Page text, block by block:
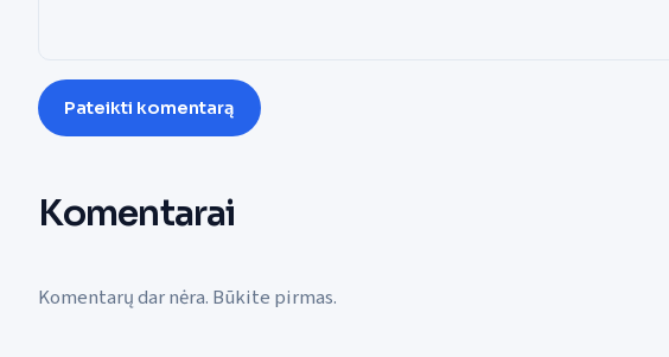
Pateikti komentarą
Komentarai
Komentarų dar nėra. Būkite pirmas.